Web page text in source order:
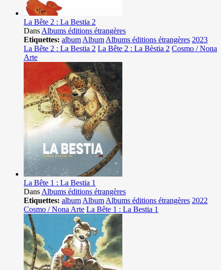
La Bête 2 : La Bestia 2
Dans Albums éditions étrangères
Etiquettes: album Album Albums éditions étrangères 2023
La Bête 2 : La Bestia 2 La Bête 2 : La Bèstia 2 Cosmo / Nona
Arte
La Bête 1 : La Bestia 1
Dans Albums éditions étrangères
Etiquettes: album Album Albums éditions étrangères 2022
Cosmo / Nona Arte La Bête 1 : La Bestia 1